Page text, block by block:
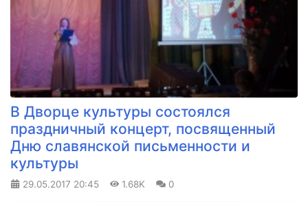
В Дворце культуры состоялся
праздничный концерт, посвященный
Дню славянской письменности и
культуры
29.05.2017 20:45 1.68K 0